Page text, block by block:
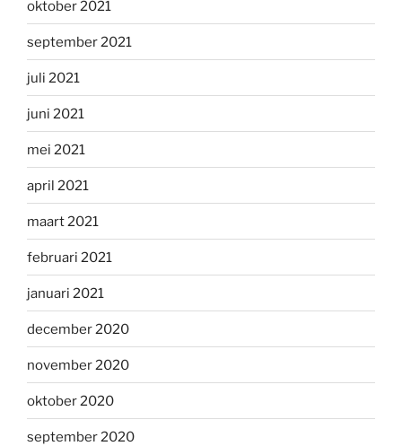
oktober 2021
september 2021
juli 2021
juni 2021
mei 2021
april 2021
maart 2021
februari 2021
januari 2021
december 2020
november 2020
oktober 2020
september 2020